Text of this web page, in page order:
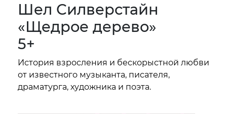
Шел Силверстайн
«Щедрое дерево»
5+
История взросления и бескорыстной любви
от известного музыканта, писателя,
драматурга, художника и поэта.